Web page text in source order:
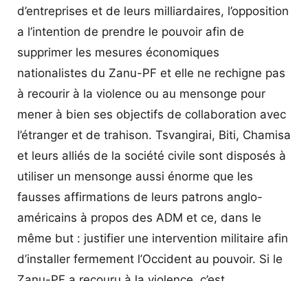
d’entreprises et de leurs milliardaires, l’opposition
a l’intention de prendre le pouvoir afin de
supprimer les mesures économiques
nationalistes du Zanu-PF et elle ne rechigne pas
à recourir à la violence ou au mensonge pour
mener à bien ses objectifs de collaboration avec
l’étranger et de trahison. Tsvangirai, Biti, Chamisa
et leurs alliés de la société civile sont disposés à
utiliser un mensonge aussi énorme que les
fausses affirmations de leurs patrons anglo-
américains à propos des ADM et ce, dans le
même but : justifier une intervention militaire afin
d’installer fermement l’Occident au pouvoir. Si le